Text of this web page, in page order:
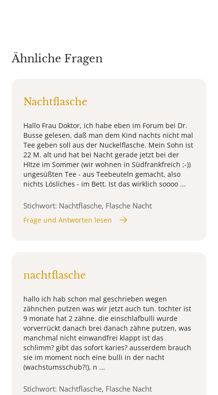
Ähnliche Fragen
Nachtflasche
Hallo Frau Doktor, ich habe eben im Forum bei Dr.
Busse gelesen, daß man dem Kind nachts nicht mal
Tee geben soll aus der Nuckelflasche. Mein Sohn ist
22 M. alt und hat bei Nacht gerade jetzt bei der
HItze im Sommer (wir wohnen in Südfrankfreich ;-))
ungesüßten Tee - aus Teebeuteln gemacht, also
nichts Lösliches - im Bett. Ist das wirklich soooo ...
Stichwort: Nachtflasche, Flasche Nacht
Frage und Antworten lesen
nachtflasche
hallo ich hab schon mal geschrieben wegen
zähnchen putzen was wir jetzt auch tun. tochter ist
9 monate hat 2 zähne. die einschlafbulli wurde
vorverrückt danach brei danach zähne putzen, was
manchmal nicht einwandfrei klappt ist das
schlimm? gibt das sofort karies? ausserdem brauch
sie im moment noch eine bulli in der nacht
(wachstumsschub?!), n ...
Stichwort: Nachtflasche, Flasche Nacht